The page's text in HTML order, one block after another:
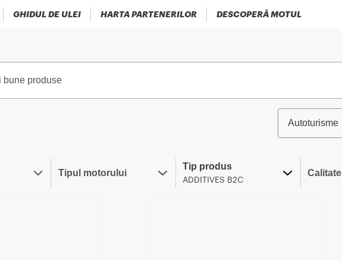
GHIDUL DE ULEI HARTA PARTENERILOR DESCOPERĂ MOTUL
Autoturisme
Tipul motorului
Tip produs
ADDITIVES B2C
Calitate